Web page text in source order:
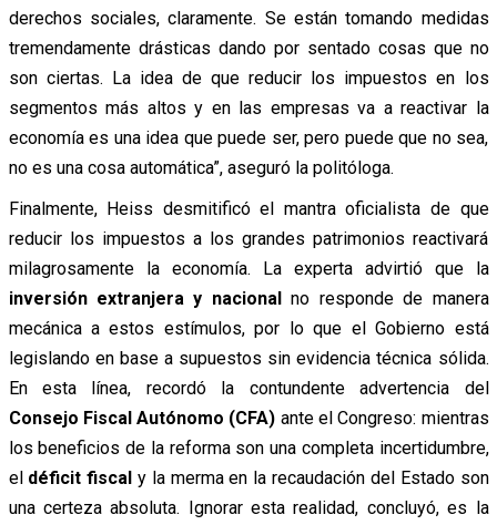
derechos sociales, claramente. Se están tomando medidas
tremendamente drásticas dando por sentado cosas que no
son ciertas. La idea de que reducir los impuestos en los
segmentos más altos y en las empresas va a reactivar la
economía es una idea que puede ser, pero puede que no sea,
no es una cosa automática”, aseguró la politóloga.
Finalmente, Heiss desmitificó el mantra oficialista de que
reducir los impuestos a los grandes patrimonios reactivará
milagrosamente la economía. La experta advirtió que la
inversión extranjera y nacionalno responde de manera
mecánica a estos estímulos, por lo que el Gobierno está
legislando en base a supuestos sin evidencia técnica sólida.
En esta línea, recordó la contundente advertencia del
Consejo Fiscal Autónomo (CFA) ante el Congreso: mientras
los beneficios de la reforma son una completa incertidumbre,
el déficit fiscal y la merma en la recaudación del Estado son
una certeza absoluta. Ignorar esta realidad, concluyó, es la